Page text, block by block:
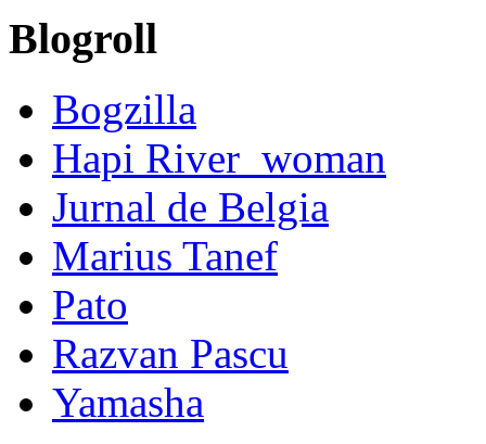
Blogroll
Bogzilla
Hapi River_woman
Jurnal de Belgia
Marius Tanef
Pato
Razvan Pascu
Yamasha